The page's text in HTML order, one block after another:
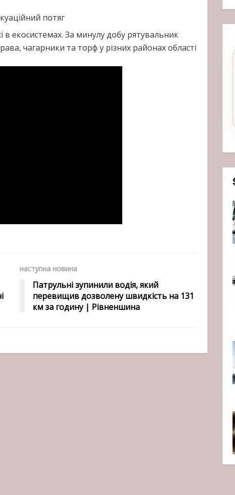
потяг
екосистемах. За минулу добу рятувальник
чагарники та торф у різних районах області
наступна новина
Патрульні зупинили водія, який
перевищив дозволену швидкість на 131
км за годину | Рівненшина